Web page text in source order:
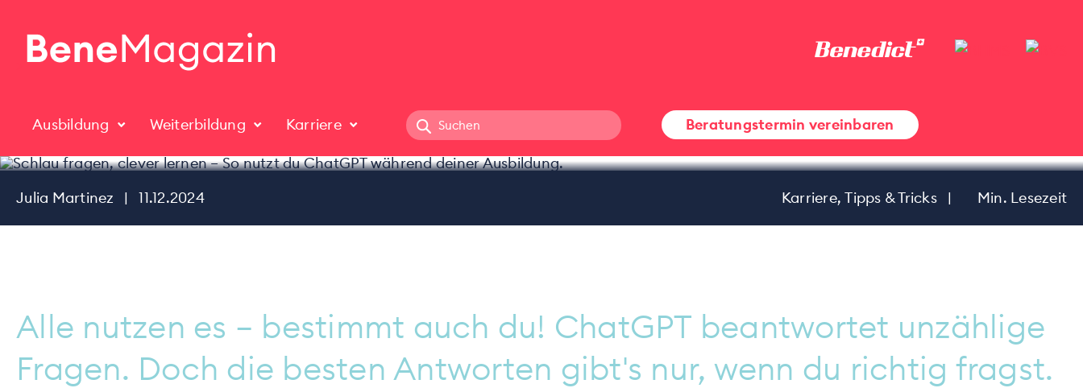
Ausbildung Weiterbildung Karriere Beratungstermin vereinbaren
Schlau fragen, clever lernen – So nutzt du
ChatGPT während deiner Ausbildung.
Julia Martinez | 11.12.2024 Karriere, Tipps & Tricks | Min. Lesezeit
Alle nutzen es – bestimmt auch du! ChatGPT beantwortet unzählige
Fragen. Doch die besten Antworten gibt's nur, wenn du richtig fragst.